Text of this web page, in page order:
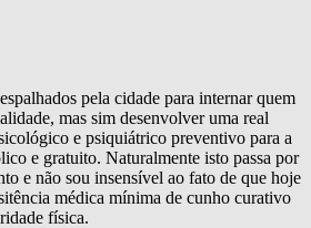
pela cidade para internar quem
mas sim desenvolver uma real
e psiquiátrico preventivo para a
e gratuito. Naturalmente isto passa por
e não sou insensível ao fato de que hoje
médica mínima de cunho curativo
física.